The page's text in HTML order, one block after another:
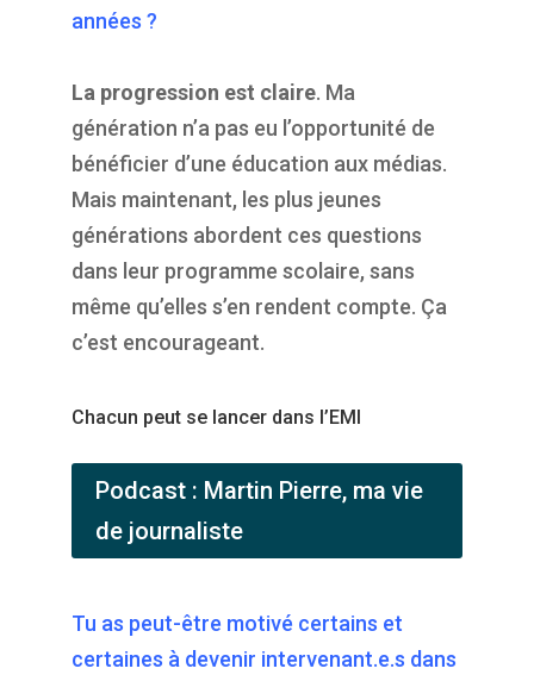
années ?
La progression est claire. Ma
génération n’a pas eu l’opportunité de
bénéficier d’une éducation aux médias.
Mais maintenant, les plus jeunes
générations abordent ces questions
dans leur programme scolaire, sans
même qu’elles s’en rendent compte. Ça
c’est encourageant.
Chacun peut se lancer dans l’EMI
Podcast : Martin Pierre, ma vie
de journaliste
Tu as peut-être motivé certains et
certaines à devenir intervenant.e.s dans